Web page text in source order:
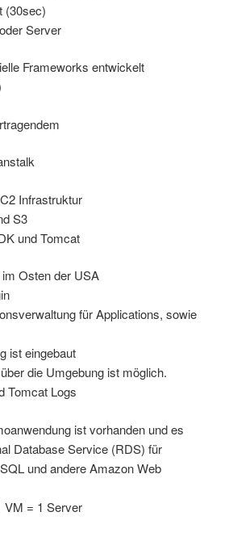
(30sec)
Server
Frameworks entwickelt
Infrastruktur
S3
und Tomcat
Osten der USA
für Applications, sowie
ist eingebaut
die Umgebung ist möglich.
Tomcat Logs
ist vorhanden und es
Database Service (RDS) für
und andere Amazon Web
VM = 1 Server